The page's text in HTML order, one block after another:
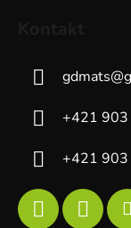
gdmats@
+421
+421